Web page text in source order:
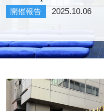
開催報告 2025.10.06